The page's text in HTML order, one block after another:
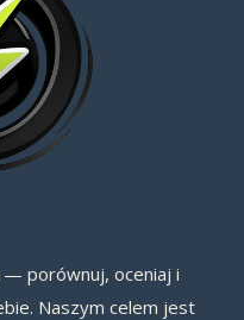
porównuj, oceniaj i
Naszym celem jest